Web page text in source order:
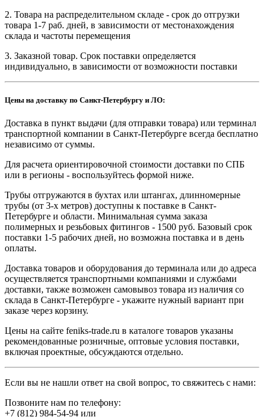
2. Товара на распределительном складе - срок до отгрузки
товара 1-7 раб. дней, в зависимости от местонахождения
склада и частоты перемещения
3. Заказной товар. Срок поставки определяется
индивидуально, в зависимости от возможности поставки
Цены на доставку по Санкт-Петербургу и ЛО:
Доставка в пункт выдачи (для отправки товара) или терминал
транспортной компании в Санкт-Петербурге всегда бесплатно
независимо от суммы.
Для расчета ориентировочной стоимости доставки по СПБ
или в регионы - воспользуйтесь формой ниже.
Трубы отгружаются в бухтах или штангах, длинномерные
трубы (от 3-х метров) доступны к поставке в Санкт-
Петербурге и области. Минимальная сумма заказа
полимерных и резьбовых фитингов - 1500 руб. Базовый срок
поставки 1-5 рабочих дней, но возможна поставка и в день
оплаты.
Доставка товаров и оборудования до терминала или до адреса
осуществляется транспортными компаниями и службами
доставки, также возможен самовывоз товара из наличия со
склада в Санкт-Петербурге - укажите нужный вариант при
заказе через корзину.
Цены на сайте feniks-trade.ru в каталоге товаров указаны
рекомендованные розничные, оптовые условия поставки,
включая проектные, обсуждаются отдельно.
Если вы не нашли ответ на свой вопрос, то свяжитесь с нами:
Позвоните нам по телефону:
+7 (812) 984-54-94 или